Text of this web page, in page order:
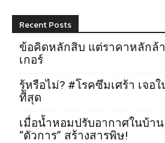
Recent Posts
ข้อคิดหลักสิบ แต่ราคาหลักล้
เกอร์
รู้หรือไม่? #โรคซึมเศร้า เจ
ที่สุด
เมื่อน้ำหอมปรับอากาศในบ้า
“ตัวการ” สร้างสารพิษ!